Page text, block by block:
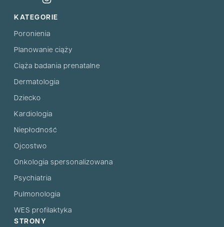
KATEGORIE
Poronienia
Planowanie ciąży
Ciąża badania prenatalne
Dermatologia
Dziecko
Kardiologia
Niepłodność
Ojcostwo
Onkologia spersonalizowana
Psychiatria
Pulmonologia
WES profilaktyka
STRONY